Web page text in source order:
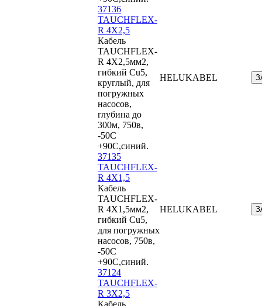
37136
TAUCHFLEX-
R 4X2,5
Кабель
TAUCHFLEX-
R 4X2,5мм2,
гибкий Cu5,
круглый, для
погружных
насосов,
глубина до
300м, 750в,
-50С
+90С,синий.
HELUKABEL
37135
TAUCHFLEX-
R 4X1,5
Кабель
TAUCHFLEX-
R 4X1,5мм2,
гибкий Cu5,
для погружных
насосов, 750в,
-50С
+90С,синий.
HELUKABEL
37124
TAUCHFLEX-
R 3X2,5
Кабель